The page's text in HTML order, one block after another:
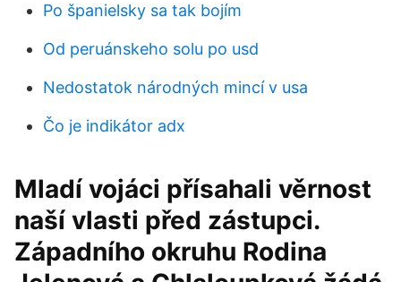
Po španielsky sa tak bojím
Od peruánskeho solu po usd
Nedostatok národných mincí v usa
Čo je indikátor adx
Mladí vojáci přísahali věrnost
naší vlasti před zástupci.
Západního okruhu Rodina